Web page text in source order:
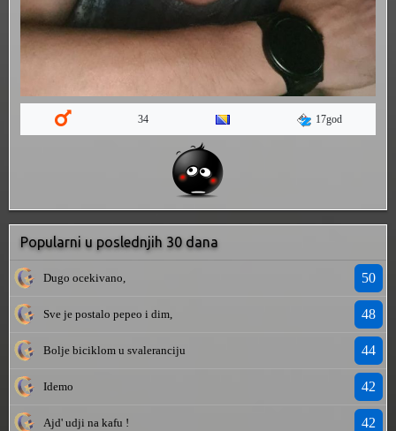
34 17god
Popularni u poslednjih 30 dana
Dugo ocekivano, 50
Sve je postalo pepeo i dim, 48
Bolje biciklom u svaleranciju 44
Idemo 42
Ajd' udji na kafu ! 42